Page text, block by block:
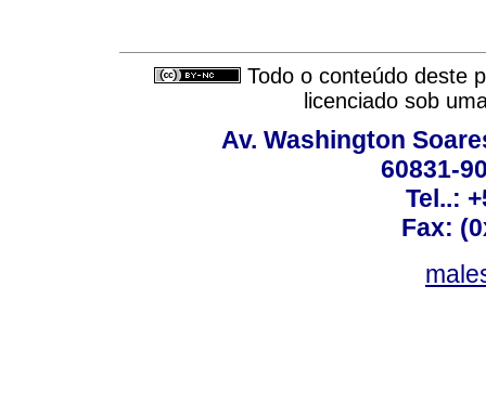
Todo o conteúdo deste
licenciado sob
Av. Washington
60831-
Tel..:
Fax: